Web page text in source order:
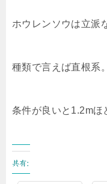
ホウレンソウは立派
種類で言えば直根系。
条件が良いと1.2mほ
共有: